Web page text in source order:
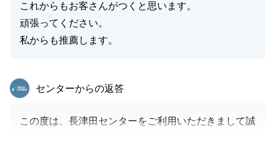
これからもお客さんがつくと思います。
頑張ってください。
私からも推薦します。
東急リバブル
センターからの返答
この度は、長津田センターをご利用いただきまして誠